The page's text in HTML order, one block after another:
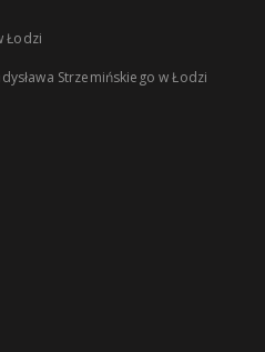
Łodzi
Strzemińskiego w Łodzi